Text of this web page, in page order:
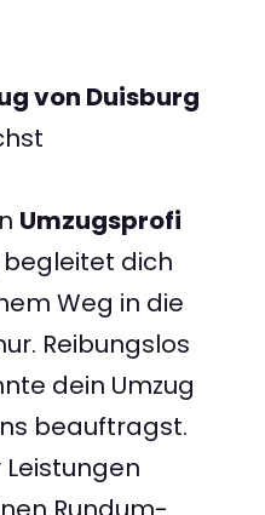
von Duisburg
Umzugsprofi
dich
Weg in die
Reibungslos
dein Umzug
beauftragst.